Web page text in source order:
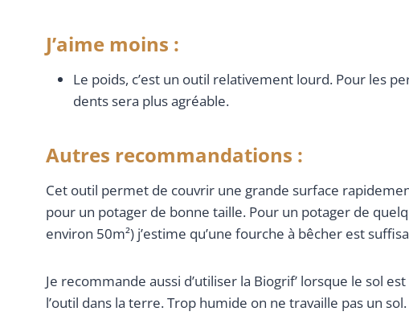
J’aime moins :
Le poids, c’est un outil relativement lourd. Pour les
dents sera plus agréable.
Autres recommandations :
Cet outil permet de couvrir une grande surface
pour un potager de bonne taille. Pour un potager de
environ 50m²) j’estime qu’une fourche à bêcher est
Je recommande aussi d’utiliser la Biogrif’ lorsque le sol
l’outil dans la terre. Trop humide on ne travaille pas un sol.